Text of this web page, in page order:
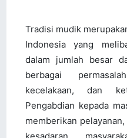
Tradisi mudik
Indonesia yang
dalam jumlah besar
berbagai
kecelakaan, dan
Pengabdian kepada
memberikan